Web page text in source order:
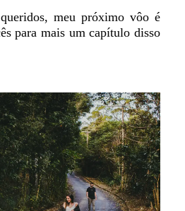
meu próximo vôo é
para mais um capítulo disso